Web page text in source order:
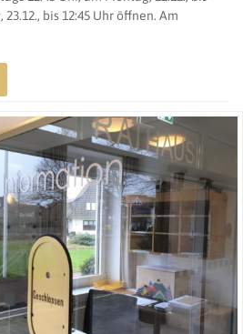
bis 12:45 Uhr öffnen. Am